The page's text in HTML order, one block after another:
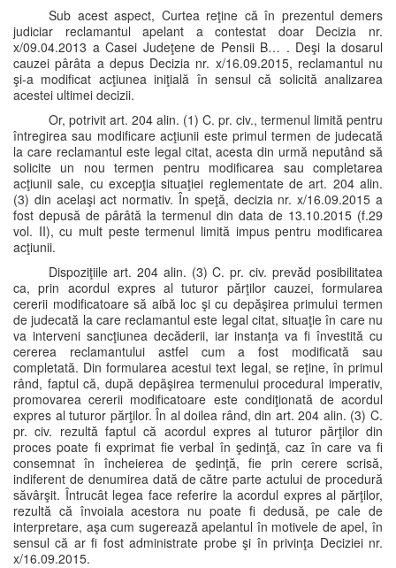
Sub acest aspect, Curtea reţine că în prezentul demers
judiciar reclamantul apelant a contestat doar Decizia nr.
x/09.04.2013 a Casei Judeţene de Pensii B… . Deşi la dosarul
cauzei pârâta a depus Decizia nr. x/16.09.2015, reclamantul nu
şi-a modificat acţiunea iniţială în sensul că solicită analizarea
acestei ultimei decizii.
Or, potrivit art. 204 alin. (1) C. pr. civ., termenul limită pentru
întregirea sau modificare acţiunii este primul termen de judecată
la care reclamantul este legal citat, acesta din urmă neputând să
solicite un nou termen pentru modificarea sau completarea
acţiunii sale, cu excepţia situaţiei reglementate de art. 204 alin.
(3) din acelaşi act normativ. În speţă, decizia nr. x/16.09.2015 a
fost depusă de pârâtă la termenul din data de 13.10.2015 (f.29
vol. II), cu mult peste termenul limită impus pentru modificarea
acţiunii.
Dispoziţiile art. 204 alin. (3) C. pr. civ. prevăd posibilitatea
ca, prin acordul expres al tuturor părţilor cauzei, formularea
cererii modificatoare să aibă loc şi cu depăşirea primului termen
de judecată la care reclamantul este legal citat, situaţie în care nu
va interveni sancţiunea decăderii, iar instanţa va fi învestită cu
cererea reclamantului astfel cum a fost modificată sau
completată. Din formularea acestui text legal, se reţine, în primul
rând, faptul că, după depăşirea termenului procedural imperativ,
promovarea cererii modificatoare este condiţionată de acordul
expres al tuturor părţilor. În al doilea rând, din art. 204 alin. (3) C.
pr. civ. rezultă faptul că acordul expres al tuturor părţilor din
proces poate fi exprimat fie verbal în şedinţă, caz în care va fi
consemnat în încheierea de şedinţă, fie prin cerere scrisă,
indiferent de denumirea dată de către parte actului de procedură
săvârşit. Întrucât legea face referire la acordul expres al părţilor,
rezultă că învoiala acestora nu poate fi dedusă, pe cale de
interpretare, aşa cum sugerează apelantul în motivele de apel, în
sensul că ar fi fost administrate probe şi în privinţa Deciziei nr.
x/16.09.2015.